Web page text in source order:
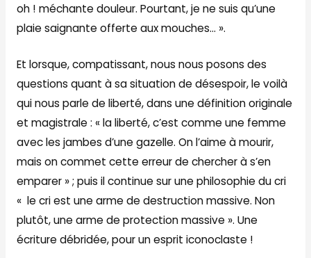
oh ! méchante douleur. Pourtant, je ne suis qu’une
plaie saignante offerte aux mouches… ».
Et lorsque, compatissant, nous nous posons des
questions quant à sa situation de désespoir, le voilà
qui nous parle de liberté, dans une définition originale
et magistrale : « la liberté, c’est comme une femme
avec les jambes d’une gazelle. On l’aime à mourir,
mais on commet cette erreur de chercher à s’en
emparer » ; puis il continue sur une philosophie du cri
« le cri est une arme de destruction massive. Non
plutôt, une arme de protection massive ». Une
écriture débridée, pour un esprit iconoclaste !